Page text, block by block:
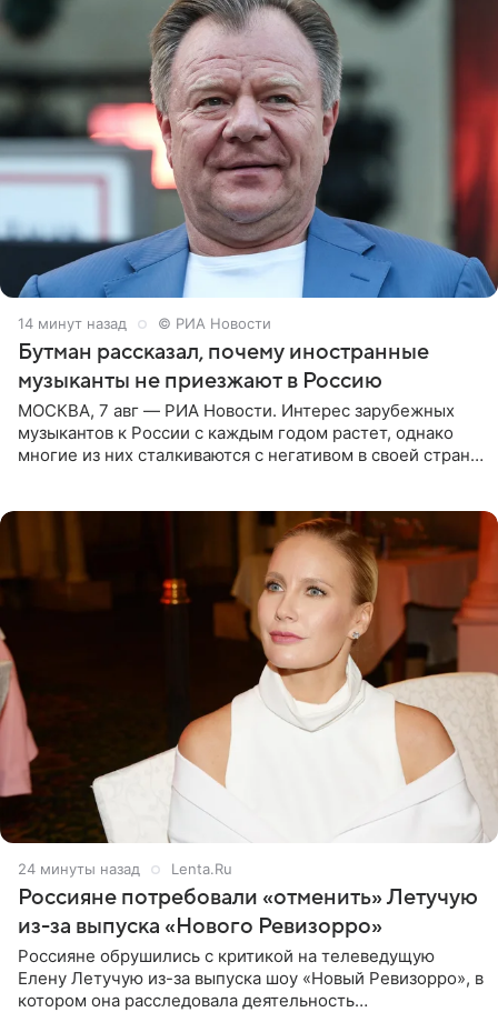
14 минут назад © РИА Новости
Бутман рассказал, почему иностранные
музыканты не приезжают в Россию
МОСКВА, 7 авг — РИА Новости. Интерес зарубежных
музыкантов к России с каждым годом растет, однако
многие из них сталкиваются с негативом в своей стране
24 минуты назад Lenta.Ru
Россияне потребовали «отменить» Летучую
из-за выпуска «Нового Ревизорро»
Россияне обрушились с критикой на телеведущую
Елену Летучую из-за выпуска шоу «Новый Ревизорро», в
котором она расследовала деятельность